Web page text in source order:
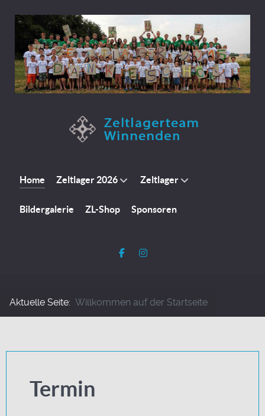
Home Zeltlager 2026 Zeltlager
Bildergalerie ZL-Shop Sponsoren
Aktuelle Seite: Willkommen auf der Startseite
Termin